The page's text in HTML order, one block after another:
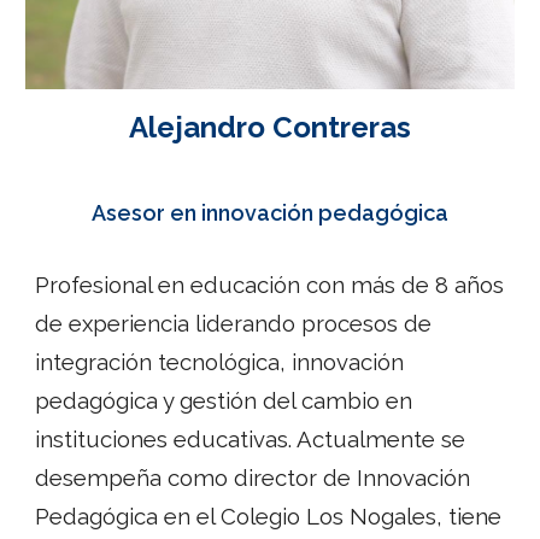
Alejandro Contreras
Asesor en innovación pedagógica
Profesional en educación con más de 8 años
de experiencia liderando procesos de
integración tecnológica, innovación
pedagógica y gestión del cambio en
instituciones educativas. Actualmente se
desempeña como director de Innovación
Pedagógica en el Colegio Los Nogales, tiene